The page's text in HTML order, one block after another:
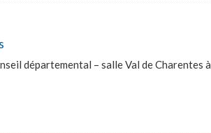
départemental – salle Val de Charentes à